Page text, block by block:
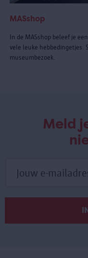
MASshop
In de MASshop beleef je
vele leuke hebbedingetjes.
museumbezoek.
Meld